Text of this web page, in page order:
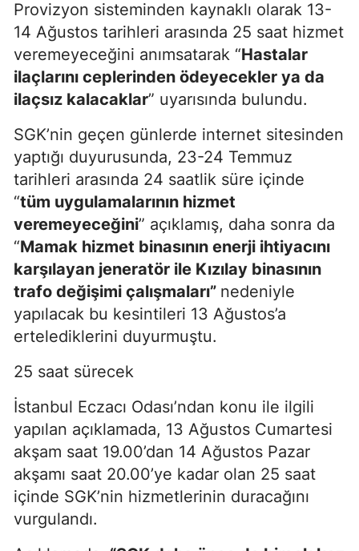
Provizyon sisteminden kaynaklı olarak 13-
14 Ağustos tarihleri arasında 25 saat hizmet
veremeyeceğini anımsatarak “Hastalar
ilaçlarını ceplerinden ödeyecekler ya da
ilaçsız kalacaklar” uyarısında bulundu.
SGK’nin geçen günlerde internet sitesinden
yaptığı duyurusunda, 23-24 Temmuz
tarihleri arasında 24 saatlik süre içinde
“tüm uygulamalarının hizmet
veremeyeceğini” açıklamış, daha sonra da
“Mamak hizmet binasının enerji ihtiyacını
karşılayan jeneratör ile Kızılay binasının
trafo değişimi çalışmaları” nedeniyle
yapılacak bu kesintileri 13 Ağustos’a
ertelediklerini duyurmuştu.
25 saat sürecek
İstanbul Eczacı Odası’ndan konu ile ilgili
yapılan açıklamada, 13 Ağustos Cumartesi
akşam saat 19.00’dan 14 Ağustos Pazar
akşamı saat 20.00’ye kadar olan 25 saat
içinde SGK’nin hizmetlerinin duracağını
vurgulandı.